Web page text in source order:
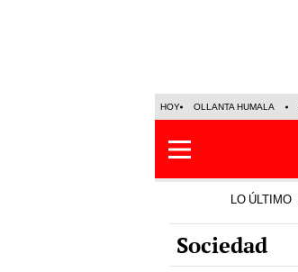
HOY OLLANTA HUMALA
LO ÚLTIMO
Sociedad